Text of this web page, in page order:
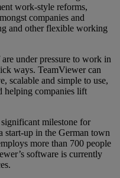
work-style reforms,
companies and
and other flexible working
under pressure to work in
ways. TeamViewer can
scalable and simple to use,
helping companies lift
milestone for
start-up in the German town
more than 700 people
software is currently